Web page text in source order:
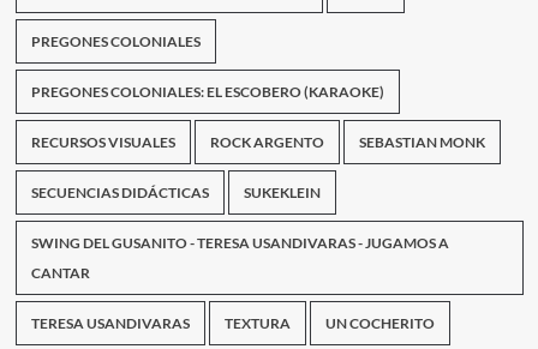
PREGONES COLONIALES
PREGONES COLONIALES: EL ESCOBERO (KARAOKE)
RECURSOS VISUALES ROCK ARGENTO SEBASTIAN MONK
SECUENCIAS DIDÁCTICAS SUKEKLEIN
SWING DEL GUSANITO - TERESA USANDIVARAS - JUGAMOS A
CANTAR
TERESA USANDIVARAS TEXTURA UN COCHERITO